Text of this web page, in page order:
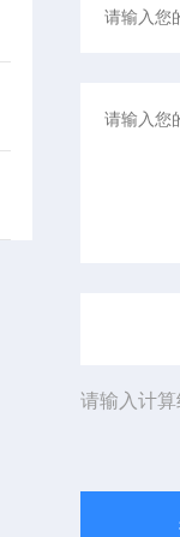
请输入计